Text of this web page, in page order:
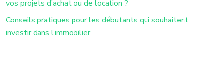
vos projets d’achat ou de location ?
Conseils pratiques pour les débutants qui souhaitent
investir dans l’immobilier